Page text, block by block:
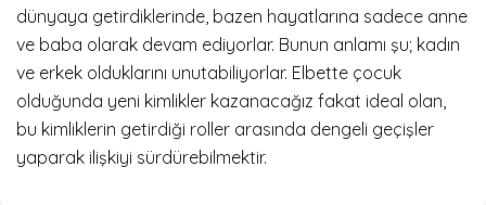
dünyaya getirdiklerinde, bazen hayatlarına sadece anne
ve baba olarak devam ediyorlar. Bunun anlamı şu; kadın
ve erkek olduklarını unutabiliyorlar. Elbette çocuk
olduğunda yeni kimlikler kazanacağız fakat ideal olan,
bu kimliklerin getirdiği roller arasında dengeli geçişler
yaparak ilişkiyi sürdürebilmektir.